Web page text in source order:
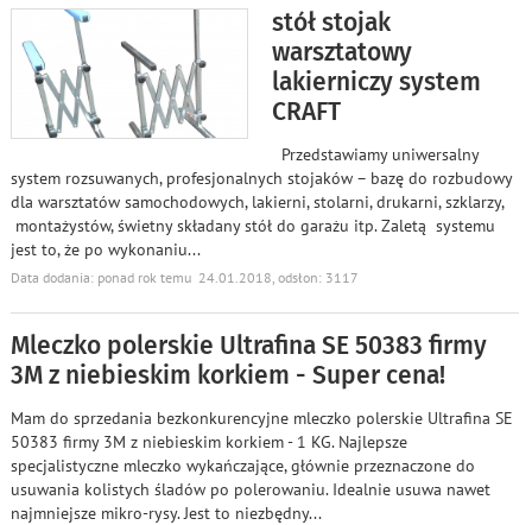
stół stojak
warsztatowy
lakierniczy system
CRAFT
Przedstawiamy uniwersalny
system rozsuwanych, profesjonalnych stojaków – bazę do rozbudowy
dla warsztatów samochodowych, lakierni, stolarni, drukarni, szklarzy,
montażystów, świetny składany stół do garażu itp. Zaletą systemu
jest to, że po wykonaniu...
Data dodania: ponad rok temu 24.01.2018, odsłon: 3117
Mleczko polerskie Ultrafina SE 50383 firmy
3M z niebieskim korkiem - Super cena!
Mam do sprzedania bezkonkurencyjne mleczko polerskie Ultrafina SE
50383 firmy 3M z niebieskim korkiem - 1 KG. Najlepsze
specjalistyczne mleczko wykańczające, głównie przeznaczone do
usuwania kolistych śladów po polerowaniu. Idealnie usuwa nawet
najmniejsze mikro-rysy. Jest to niezbędny...